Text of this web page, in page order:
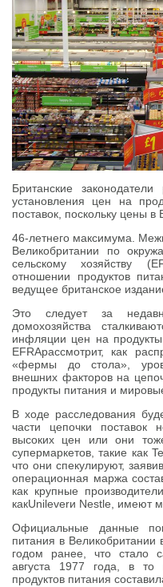
Британские
установления цен на
поставок, поскольку цены в
46-летнего максимума.
Великобритании по
сельскому хозяйству
отношении продуктов
ведущее британское
Это следует за
домохозяйства
инфляции цен на
EFRAрассмотрит, как
«фермы до стола»,
внешних факторов на
продукты питания и
В ходе расследования
части цепочки поставок
высоких цен или они
супермаркетов, такие как
что они спекулируют,
операционная маржа
как крупные
какUnileverи Nestle, имеют
Официальные данные
питания в
годом ранее, что стало
августа 1977 года, в
продуктов питания